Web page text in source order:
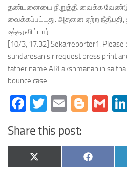
தண்டனையை நிறுத்தி வைக்க
வைக்கப்பட்டது. அதனை ஏற்ற
உத்தரவிட்டார்.
[10/3, 17:32] Sekarreporter1: Please
sundaresan sir request press print
father name ARLakshmanan in
bounce case
Facebook
Twitter
Email
Share this post:
Share
on
X
(Twitter)
Share
on
Facebook